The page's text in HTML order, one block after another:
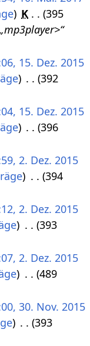
K
395
15. Dez. 2015
392
15. Dez. 2015
396
2. Dez. 2015
394
2. Dez. 2015
393
2. Dez. 2015
489
30. Nov. 2015
393